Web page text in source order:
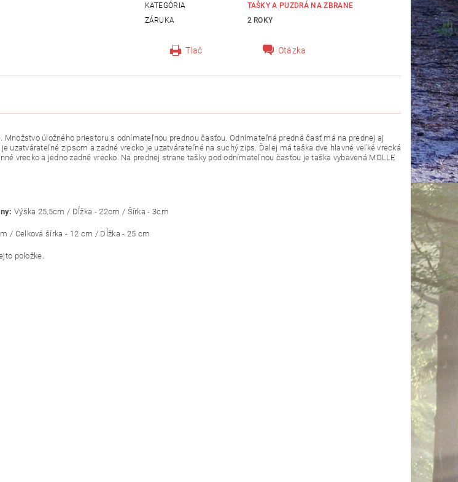
KATEGÓRIA
TAŠKY A PUZDRÁ NA ZBRANE
ZÁRUKA
2 ROKY
Tlač Otázka
Množstvo úložného priestoru s odnímateľnou prednou časťou. Odnímateľná predná časť má na prednej aj
uzatvárateľné zipsom a zadné vrecko je uzatvárateľné na suchý zips. Ďalej má taška dve hlavné veľké vrecká
vrecko a jedno zadné vrecko. Na prednej strane tašky pod odnímateľnou časťou je taška vybavená MOLLE
Výška 25,5cm / Dĺžka - 22cm / Šírka - 3cm
/ Celková šírka - 12 cm / Dĺžka - 25 cm
položke.